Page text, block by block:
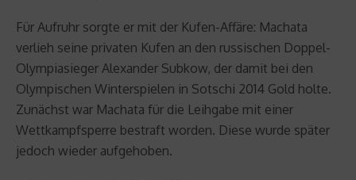
Für Aufruhr sorgte er mit der Kufen-Affäre: Machata
verlieh seine privaten Kufen an den russischen Doppel-
Olympiasieger Alexander Subkow, der damit bei den
Olympischen Winterspielen in Sotschi 2014 Gold holte.
Zunächst war Machata für die Leihgabe mit einer
Wettkampfsperre bestraft worden. Diese wurde später
jedoch wieder aufgehoben.